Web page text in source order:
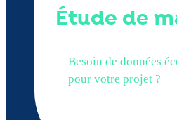
Étude de
Besoin de données
pour votre projet ?